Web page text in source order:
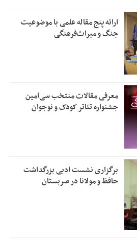
ارائه پنج مقاله علمی با موضوعیت
جنگ و میراث‌فرهنگی
معرفی مقالات منتخب سی‌امین
جشنواره تئاتر کودک و نوجوان
برگزاری نشست ادبی بزرگداشت
حافظ و مولانا در صربستان